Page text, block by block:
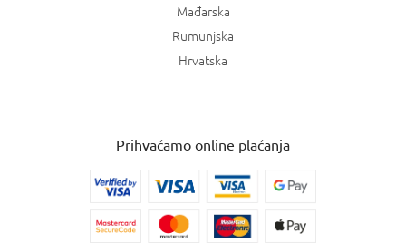
Mađarska
Rumunjska
Hrvatska
Prihvaćamo online plaćanja